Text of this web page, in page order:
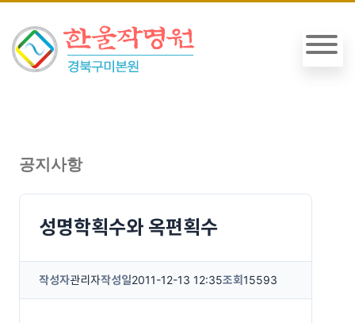
공지사항
성명학획수와 옥편획수
작성자관리자작성일2011-12-13 12:35조회 15593